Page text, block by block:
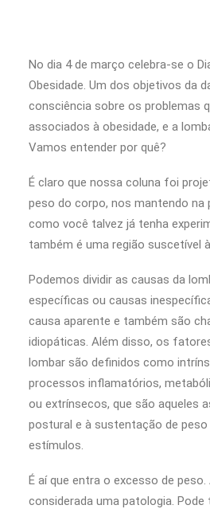
No dia 4 de março celebra-se o
Obesidade. Um dos objetivos da
consciência sobre os problemas
associados à obesidade, e a
Vamos entender por quê?
É claro que nossa coluna foi
peso do corpo, nos mantendo na
como você talvez já tenha
também é uma região suscetível
Podemos dividir as causas da
específicas ou causas
causa aparente e também são
idiopáticas. Além disso, os
lombar são definidos como
processos inflamatórios,
ou extrínsecos, que são aqueles
postural e à sustentação de
estímulos.
É aí que entra o excesso de peso.
considerada uma patologia. Pode